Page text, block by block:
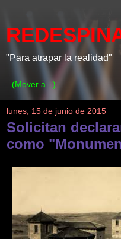
"Para atrapar la realidad"
lunes, 15 de junio de 2015
Solicitan
como